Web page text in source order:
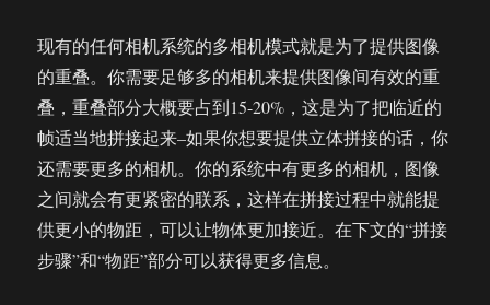
现有的任何相机系统的多相机模式就是为了提供图像
的重叠。你需要足够多的相机来提供图像间有效的重
叠，重叠部分大概要占到15-20%，这是为了把临近的
帧适当地拼接起来–如果你想要提供立体拼接的话，你
还需要更多的相机。你的系统中有更多的相机，图像
之间就会有更紧密的联系，这样在拼接过程中就能提
供更小的物距，可以让物体更加接近。在下文的“拼接
步骤”和“物距”部分可以获得更多信息。